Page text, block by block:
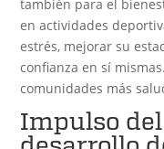
también para el
en actividades
estrés, mejorar su
confianza en sí
comunidades más
Impulso